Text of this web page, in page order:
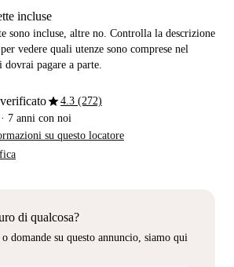
incluse
sono incluse, altre no. Controlla la descrizione
vedere quali utenze sono comprese nel
dovrai pagare a parte.
verificatostar4.3 (272)
· 7 anni con noi
su questo locatore
di qualcosa?
domande su questo annuncio, siamo qui